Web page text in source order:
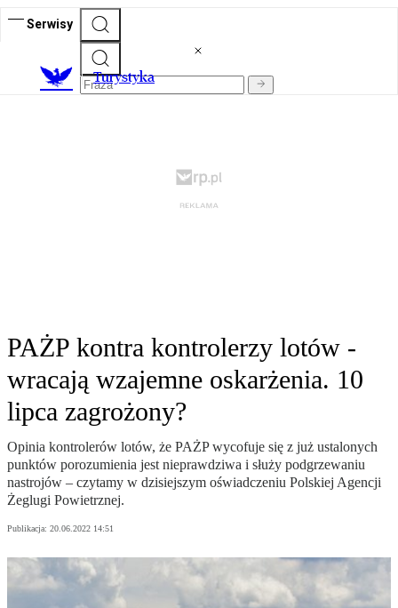
Serwisy
Turystyka
PAŻP kontra kontrolerzy lotów -
wracają wzajemne oskarżenia. 10
lipca zagrożony?
Opinia kontrolerów lotów, że PAŻP wycofuje się z już ustalonych
punktów porozumienia jest nieprawdziwa i służy podgrzewaniu
nastrojów – czytamy w dzisiejszym oświadczeniu Polskiej Agencji
Żeglugi Powietrznej.
Publikacja: 20.06.2022 14:51